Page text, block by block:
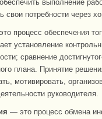
выполнение
свои потребности через
процесс обеспечения
установление
сравнение
плана. Принятие
мотивировать,
руководителя.
— это процесс обмена